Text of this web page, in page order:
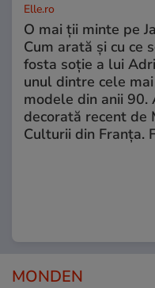
Elle.ro
O mai ții minte pe
Cum arată și cu ce
fosta soție a lui
unul dintre cele
modele din anii 90.
decorată recent de
Culturii din Franța.
MONDEN